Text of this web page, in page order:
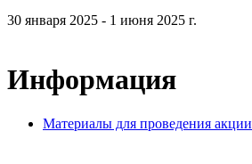
30 января 2025 - 1 июня 2025 г.
Информация
Материалы для проведения акции